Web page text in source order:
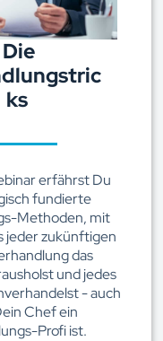
Die
ks
erfährst Du
fundierte
Methoden, mit
jeder zukünftigen
das
und jedes
- auch
Chef ein
Profi ist.